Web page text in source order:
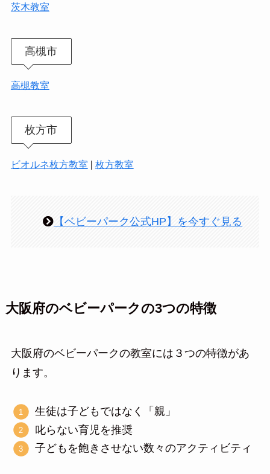
茨木教室
高槻市
高槻教室
枚方市
ビオルネ枚方教室 | 枚方教室
【ベビーパーク公式HP】を今すぐ見る
大阪府のベビーパークの3つの特徴
大阪府のベビーパークの教室には３つの特徴があ
ります。
生徒は子どもではなく「親」
叱らない育児を推奨
子どもを飽きさせない数々のアクティビティ